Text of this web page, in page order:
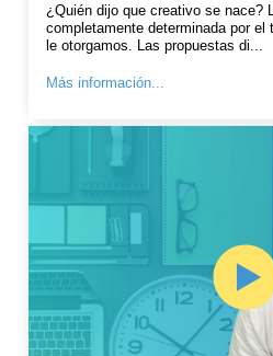
¿Quién dijo que creativo se nace?
completamente determinada por el
le otorgamos. Las propuestas di...
Más información...